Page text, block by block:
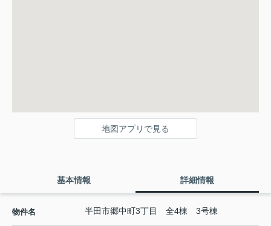
地図アプリで見る
基本情報 詳細情報
物件名 半田市郷中町3丁目 全4棟 3号棟